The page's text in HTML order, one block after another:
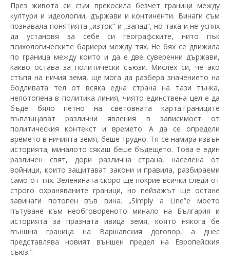
През живота си съм прекосила безчет граници между
култури и идеологии, държави и континенти. Винаги съм
познавала понятията „изток“ и „запад“, но така и не успях
да установя за себе си географските, нито пък
психологическите бариери между тях. Не бях се движила
по граница между които и да е две суверенни държави,
какво остава за политически съюзи. Мислех си, че ако
стъпя на ничия земя, ще мога да разбера значението на
бодливата тел от всяка една страна на тази тънка,
непотопена в политика линия, чиято единствена цел е да
бъде бяло петно на световната карта.Границите
въплъщават различни явления в зависимост от
политическия контекст и времето. А да се определи
времето в ничията земя, беше трудно. Тя се намира извън
историята; миналото сякаш беше бъдещето. Това е един
различен свят, дори различна страна, населена от
войници, които защитават закони и правила, разбираеми
само от тях. Зеленината скоро ще покрие всички следи от
строго охраняваните граници, но пейзажът ще остане
завинаги потопен във вина. „Simply a Line”е моето
пътуване към необговореното минало на България и
историята за празната ивица земя, която някога бе
външна граница на Варшавския договор, а днес
представлява новият външен предел на Европейския
съюз."